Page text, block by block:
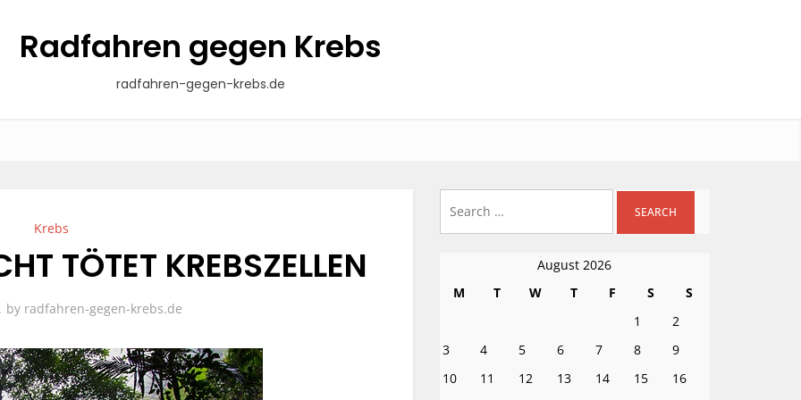
Radfahren gegen Krebs
radfahren-gegen-krebs.de
Krebs
TÖTET KREBSZELLEN
by radfahren-gegen-krebs.de
August 2026
M
T W T F S
S
1
2
3
4 5 6 7 8
9
10
11 12 13 14 15
16